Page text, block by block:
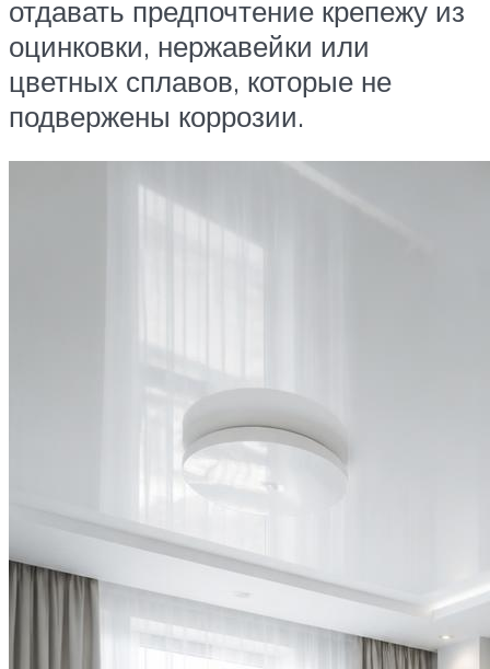
отдавать предпочтение крепежу из
оцинковки, нержавейки или
цветных сплавов, которые не
подвержены коррозии.